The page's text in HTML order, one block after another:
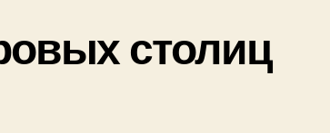
столиц